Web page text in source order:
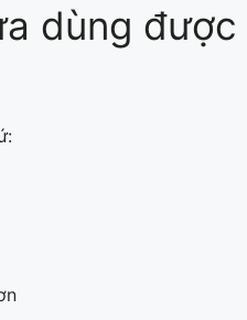
dùng được